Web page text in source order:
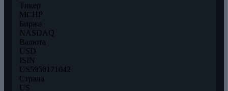
Тикер
MCHP
Биржа
NASDAQ
Валюта
USD
ISIN
US5950171042
Страна
US